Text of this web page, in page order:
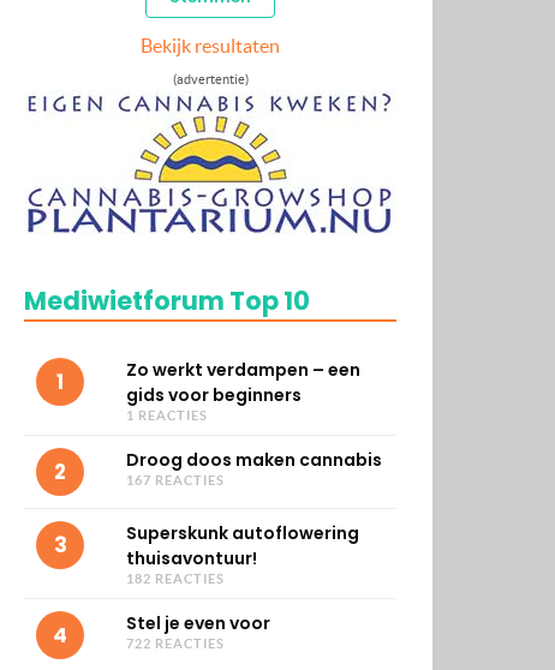
Bekijk resultaten
(advertentie)
Mediwietforum Top 10
1
Zo werkt verdampen – een
gids voor beginners
1 REACTIES
2 Droog doos maken cannabis
167 REACTIES
3
Superskunk autoflowering
thuisavontuur!
182 REACTIES
4 Stel je even voor
722 REACTIES